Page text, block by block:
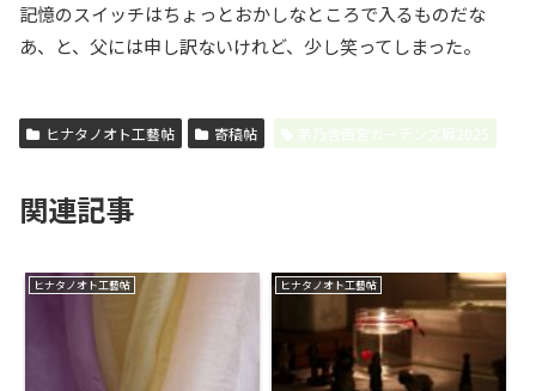
記憶のスイッチはちょっとおかしなところで入るものだな
あ、と、父には申し訳ないけれど、少し笑ってしまった。
ヒナタノオト工藝帖 寄稿帖
関連記事
ヒナタノオト工藝帖 ヒナタノオト工藝帖